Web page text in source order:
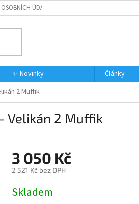
ÚDAJŮ
✨ Novinky Články
2 Muffik
Velikán 2 Muffik
3 050 Kč
2 521 Kč bez DPH
cena:
Skladem